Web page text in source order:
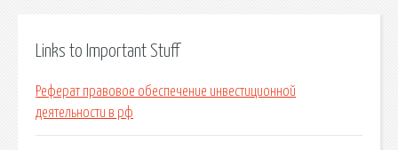
Links to Important Stuff
Реферат правовое обеспечение инвестиционной
деятельности в рф